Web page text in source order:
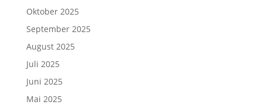
Oktober 2025
September 2025
August 2025
Juli 2025
Juni 2025
Mai 2025